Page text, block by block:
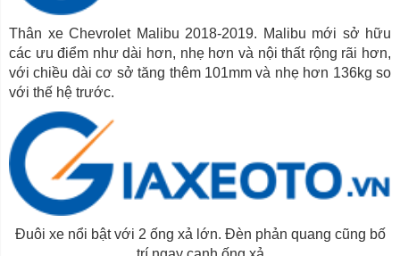
Thân xe Chevrolet Malibu 2018-2019. Malibu mới sở hữu
các ưu điểm như dài hơn, nhẹ hơn và nội thất rộng rãi hơn,
với chiều dài cơ sở tăng thêm 101mm và nhẹ hơn 136kg so
với thế hệ trước.
Đuôi xe nổi bật với 2 ống xả lớn. Đèn phản quang cũng bố